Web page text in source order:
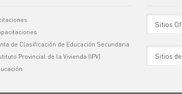
de Clasificación de Educación Secundaria
Provincial de la Vivienda (IPV)